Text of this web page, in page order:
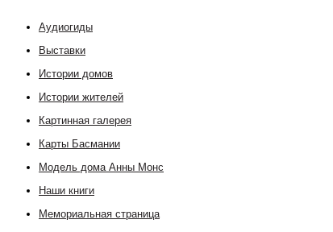
Аудиогиды
Выставки
Истории домов
Истории жителей
Картинная галерея
Карты Басмании
Модель дома Анны Монс
Наши книги
Мемориальная страница